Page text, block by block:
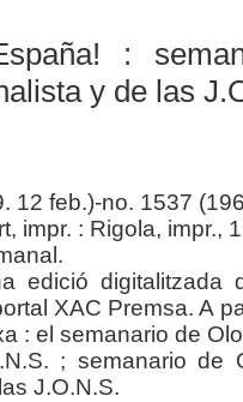
:
y de las
12 feb.)-no. 1537
impr. : Rigola, impr.,
edició
XAC Premsa. A
: el semanario de
; semanario de
J.O.N.S.